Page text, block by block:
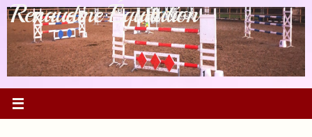
Passer
au
contenu
Renaudine Équitation